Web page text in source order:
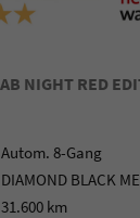
Autom. 8-Gang
31.600 km